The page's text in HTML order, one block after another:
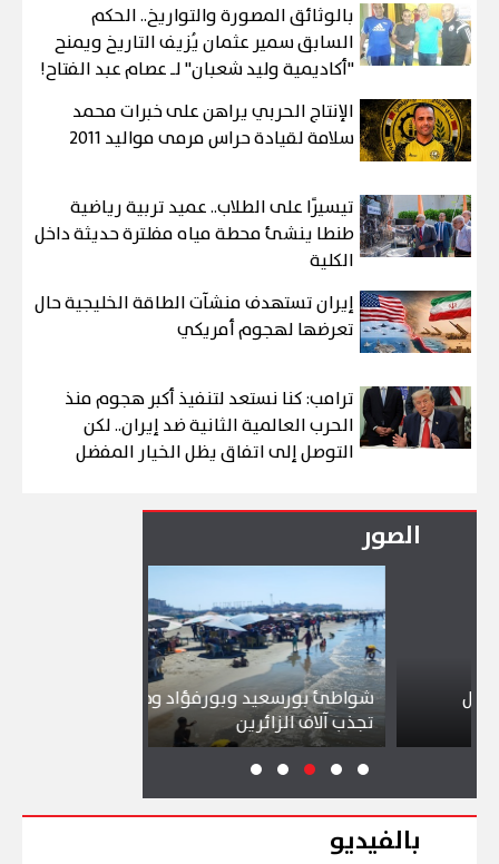
بالوثائق المصورة والتواريخ.. الحكم
السابق سمير عثمان يُزيف التاريخ ويمنح
"أكاديمية وليد شعبان" لـ عصام عبد الفتاح!
الإنتاج الحربي يراهن على خبرات محمد
سلامة لقيادة حراس مرمى مواليد 2011
تيسيرًا على الطلاب.. عميد تربية رياضية
طنطا ينشئ محطة مياه مفلترة حديثة داخل
الكلية
إيران تستهدف منشآت الطاقة الخليجية حال
تعرضها لهجوم أمريكي
ترامب: كنا نستعد لتنفيذ أكبر هجوم منذ
الحرب العالمية الثانية ضد إيران.. لكن
التوصل إلى اتفاق يظل الخيار المفضل
الصور
شواطئ بورسعيد وبورفؤاد وجبال الملح
تجذب آلاف الزائرين
بالفيديو